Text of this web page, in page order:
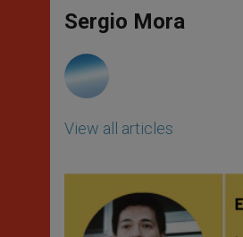
p
p
g
e
o
k
Sergio Mora
View all articles